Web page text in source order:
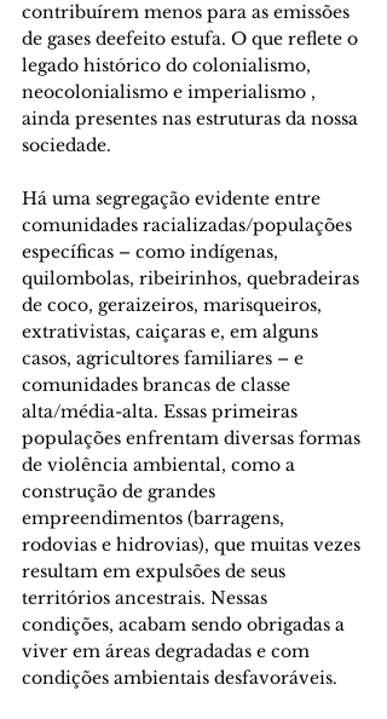
contribuírem menos para as emissões
de gases deefeito estufa. O que reflete o
legado histórico do colonialismo,
neocolonialismo e imperialismo ,
ainda presentes nas estruturas da nossa
sociedade.
Há uma segregação evidente entre
comunidades racializadas/populações
específicas – como indígenas,
quilombolas, ribeirinhos, quebradeiras
de coco, geraizeiros, marisqueiros,
extrativistas, caiçaras e, em alguns
casos, agricultores familiares – e
comunidades brancas de classe
alta/média-alta. Essas primeiras
populações enfrentam diversas formas
de violência ambiental, como a
construção de grandes
empreendimentos (barragens,
rodovias e hidrovias), que muitas vezes
resultam em expulsões de seus
territórios ancestrais. Nessas
condições, acabam sendo obrigadas a
viver em áreas degradadas e com
condições ambientais desfavoráveis.